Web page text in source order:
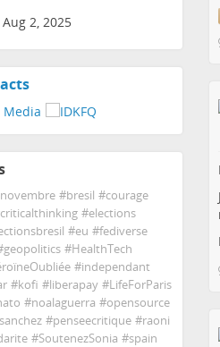
Aug 2, 2025
View
contacts
#bresil #courage
criticalthinking #elections
#eu #fediverse
geopolitics #HealthTech
#independant
#kofi #liberapay #LifeForParis
#noalaguerra #opensource
#penseecritique #raoni
#SoutenezSonia #spain